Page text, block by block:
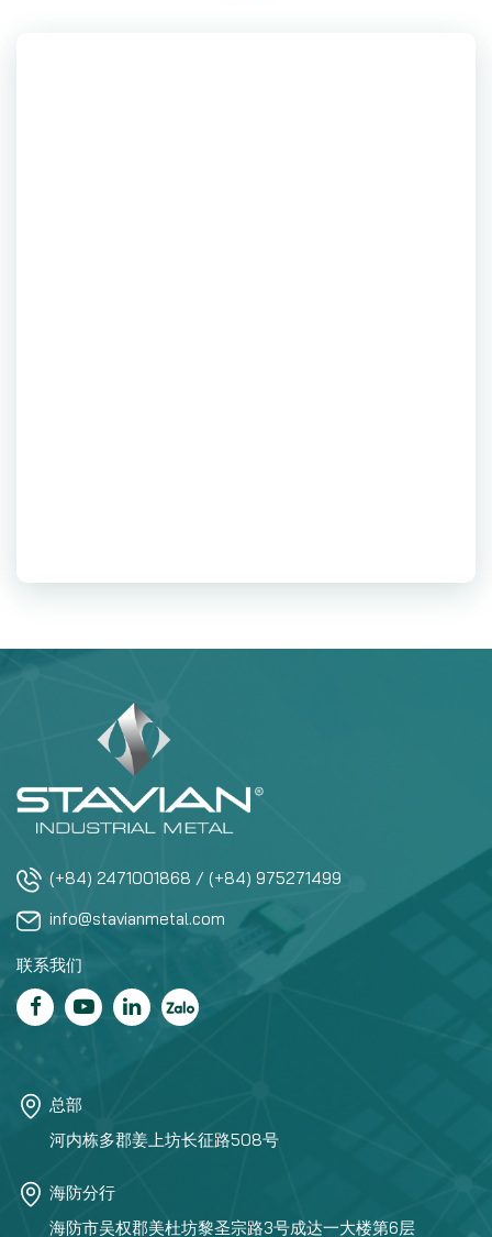
(+84) 2471001868 / (+84) 975271499
info@stavianmetal.com
联系我们
总部
河内栋多郡姜上坊长征路508号
海防分行
海防市吴权郡美杜坊黎圣宗路3号成达一大楼第6层